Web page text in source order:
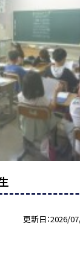
更新日 2026/